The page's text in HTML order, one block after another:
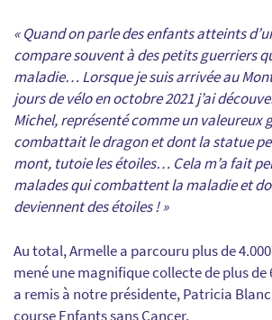
« Quand on parle des enfants atteints
compare souvent à des petits guerriers
maladie… Lorsque je suis arrivée au
jours de vélo en octobre 2021 j’ai
Michel, représenté comme un valeureux
combattait le dragon et dont la statue
mont, tutoie les étoiles… Cela m’a fait
malades qui combattent la maladie et
deviennent des étoiles ! »
Au total, Armelle a parcouru plus de
mené une magnifique collecte de plus de
a remis à notre présidente, Patricia
course Enfants sans Cancer.